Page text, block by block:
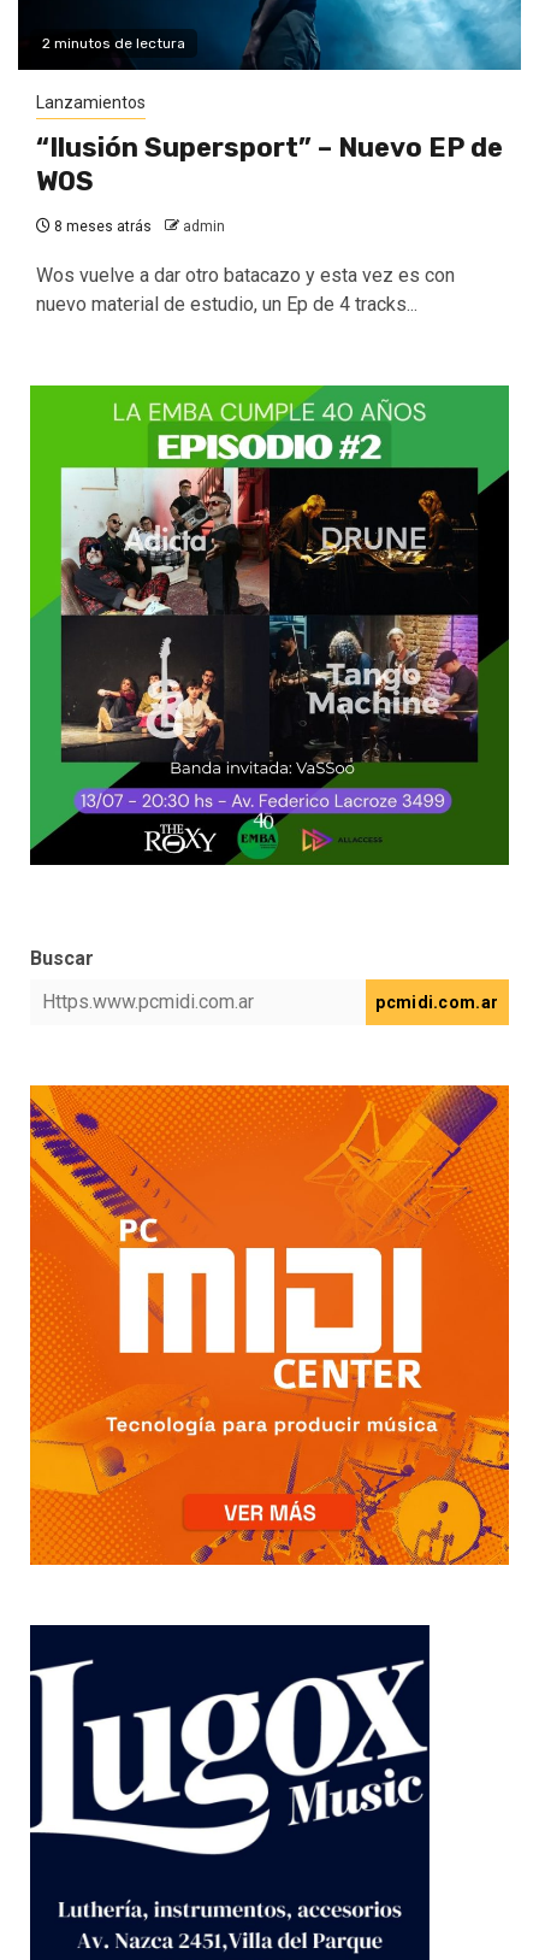
2 minutos de lectura
Lanzamientos
“Ilusión Supersport” – Nuevo EP de
WOS
8 meses atrás admin
Wos vuelve a dar otro batacazo y esta vez es con
nuevo material de estudio, un Ep de 4 tracks...
Buscar
pcmidi.com.ar